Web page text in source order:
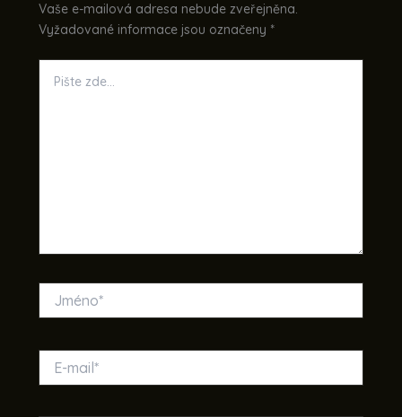
Vaše e-mailová adresa nebude zveřejněna.
Vyžadované informace jsou označeny *
zde…
mail*